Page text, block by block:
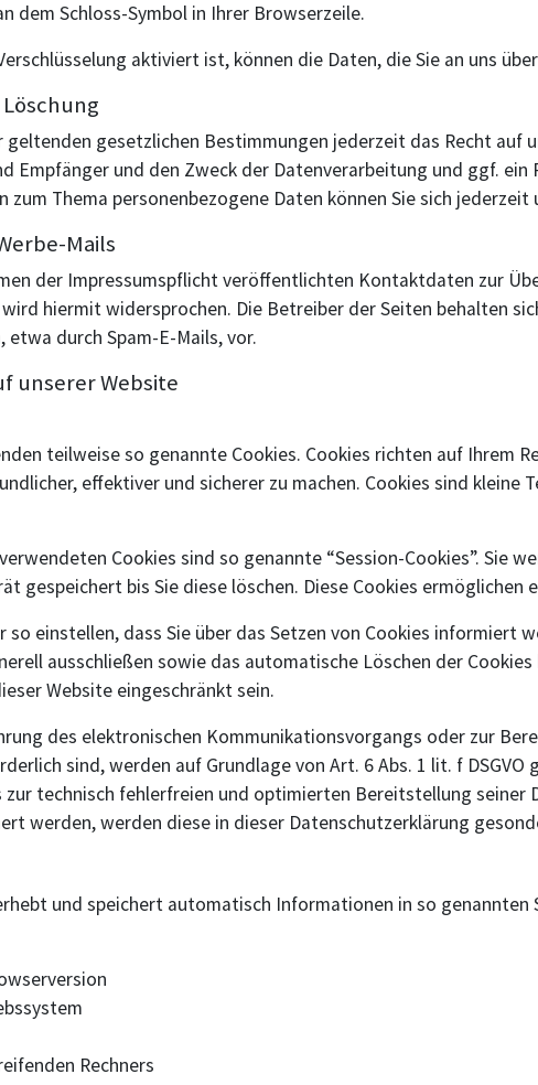
dem Schloss-Symbol in Ihrer Browserzeile.
aktiviert ist, können die Daten, die Sie an uns
geltenden gesetzlichen Bestimmungen jederzeit das Recht
Empfänger und den Zweck der Datenverarbeitung und ggf.
zum Thema personenbezogene Daten können Sie sich
Mails
der Impressumspflicht veröffentlichten Kontaktdaten zur
hiermit widersprochen. Die Betreiber der Seiten behalten
durch Spam-E-Mails, vor.
unserer Website
teilweise so genannte Cookies. Cookies richten auf Ihrem
effektiver und sicherer zu machen. Cookies sind
Cookies sind so genannte “Session-Cookies”. Sie
gespeichert bis Sie diese löschen. Diese Cookies
so einstellen, dass Sie über das Setzen von Cookies informiert
ausschließen sowie das automatische Löschen der
Website eingeschränkt sein.
des elektronischen Kommunikationsvorgangs oder zur
sind, werden auf Grundlage von Art. 6 Abs. 1 lit. f
zur technisch fehlerfreien und optimierten Bereitstellung seiner
werden, werden diese in dieser Datenschutzerklärung
und speichert automatisch Informationen in so
Rechners